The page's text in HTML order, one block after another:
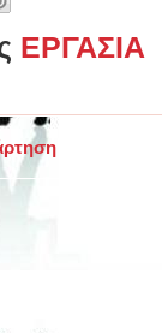
ΕΡΓΑΣΙΑ